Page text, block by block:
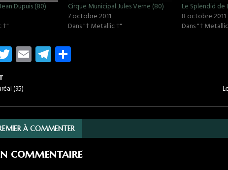
Dupuis (80)
†"
Cirque Municipal Jules Verne (80)
7 octobre 2011
Dans "† Metallic †"
Le Splendid de
8 octobre 2011
Dans "†
T
w
it
te
r
E
m
T
el
gr
a
m
g
er
(95)
À COMMENTER
commentaire